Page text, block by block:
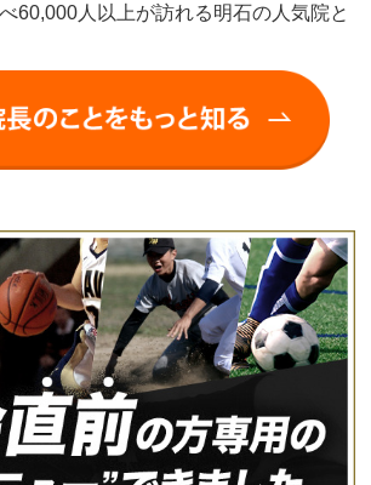
60,000人以上が訪れる明石の人気院と